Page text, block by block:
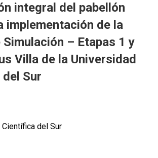
integral del pabellón
implementación de la
Simulación – Etapas 1 y
Villa de la Universidad
Sur
del Sur